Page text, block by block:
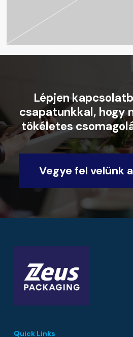
Lépjen
csapatunkkal, hogy
tökéletes
Vegye fel velünk
Quick Links